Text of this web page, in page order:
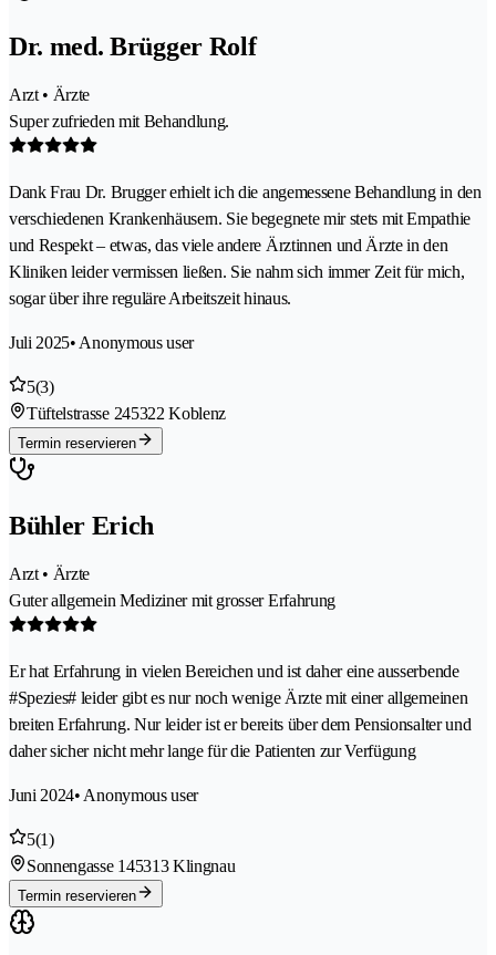
Dr. med. Brügger Rolf
Arzt • Ärzte
Super zufrieden mit Behandlung.
Dank Frau Dr. Brugger erhielt ich die angemessene Behandlung in den
verschiedenen Krankenhäusern. Sie begegnete mir stets mit Empathie
und Respekt – etwas, das viele andere Ärztinnen und Ärzte in den
Kliniken leider vermissen ließen. Sie nahm sich immer Zeit für mich,
sogar über ihre reguläre Arbeitszeit hinaus.
Juli 2025• Anonymous user
5(3)
Tüftelstrasse 245322 Koblenz
Termin reservieren
Bühler Erich
Arzt • Ärzte
Guter allgemein Mediziner mit grosser Erfahrung
Er hat Erfahrung in vielen Bereichen und ist daher eine ausserbende
#Spezies# leider gibt es nur noch wenige Ärzte mit einer allgemeinen
breiten Erfahrung. Nur leider ist er bereits über dem Pensionsalter und
daher sicher nicht mehr lange für die Patienten zur Verfügung
Juni 2024• Anonymous user
5(1)
Sonnengasse 145313 Klingnau
Termin reservieren